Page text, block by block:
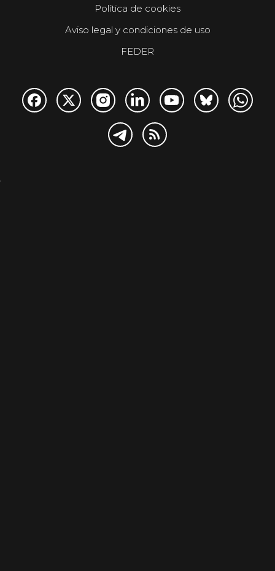
Política de cookies
Aviso legal y condiciones de uso
FEDER